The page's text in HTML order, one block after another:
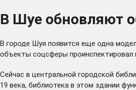
В Шуе обновляют
В городе Шуя появится еще одна
объекты соцсферы проинспектировал
Сейчас в центральной городской
19 века, библиотека в этом здании